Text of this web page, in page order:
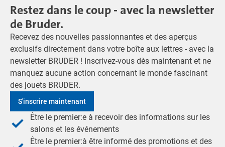
Restez dans le coup - avec la newsletter
de Bruder.
Recevez des nouvelles passionnantes et des aperçus
exclusifs directement dans votre boîte aux lettres - avec la
newsletter BRUDER ! Inscrivez-vous dès maintenant et ne
manquez aucune action concernant le monde fascinant
des jouets BRUDER.
S'inscrire maintenant
Être le premier:e à recevoir des informations sur les
salons et les événements
Être le premier:à être informé des promotions et des